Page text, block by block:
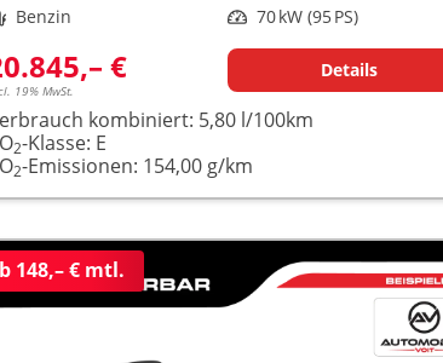
Benzin Leistung 70 kW (95 PS)
€
19% MwSt.
Details
kombiniert: 5,80 l/100km
2-Klasse: E
2-Emissionen: 154,00 g/km
148,– € mtl.